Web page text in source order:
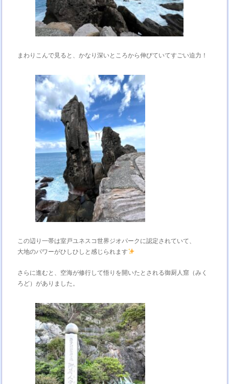
まわりこんで見ると、かなり深いところから伸びていてすごい迫力！
この辺り一帯は室戸ユネスコ世界ジオパークに認定されていて、
大地のパワーがひしひしと感じられます
さらに進むと、空海が修行して悟りを開いたとされる御厨人窟（みく
ろど）がありました。